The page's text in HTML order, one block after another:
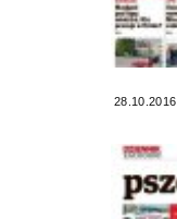
28.10.2016